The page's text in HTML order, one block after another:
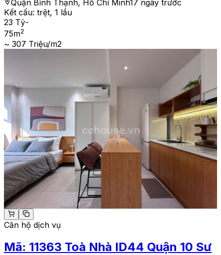
Quận Bình Thạnh, Hồ Chí Minh17 ngày trước
Kết cấu: trệt, 1 lầu
23 Tỷ-
75m2
~ 307 Triệu/m2
Căn hộ dịch vụ
Mã: 11363 Toà Nhà ID44 Quận 10 Sư